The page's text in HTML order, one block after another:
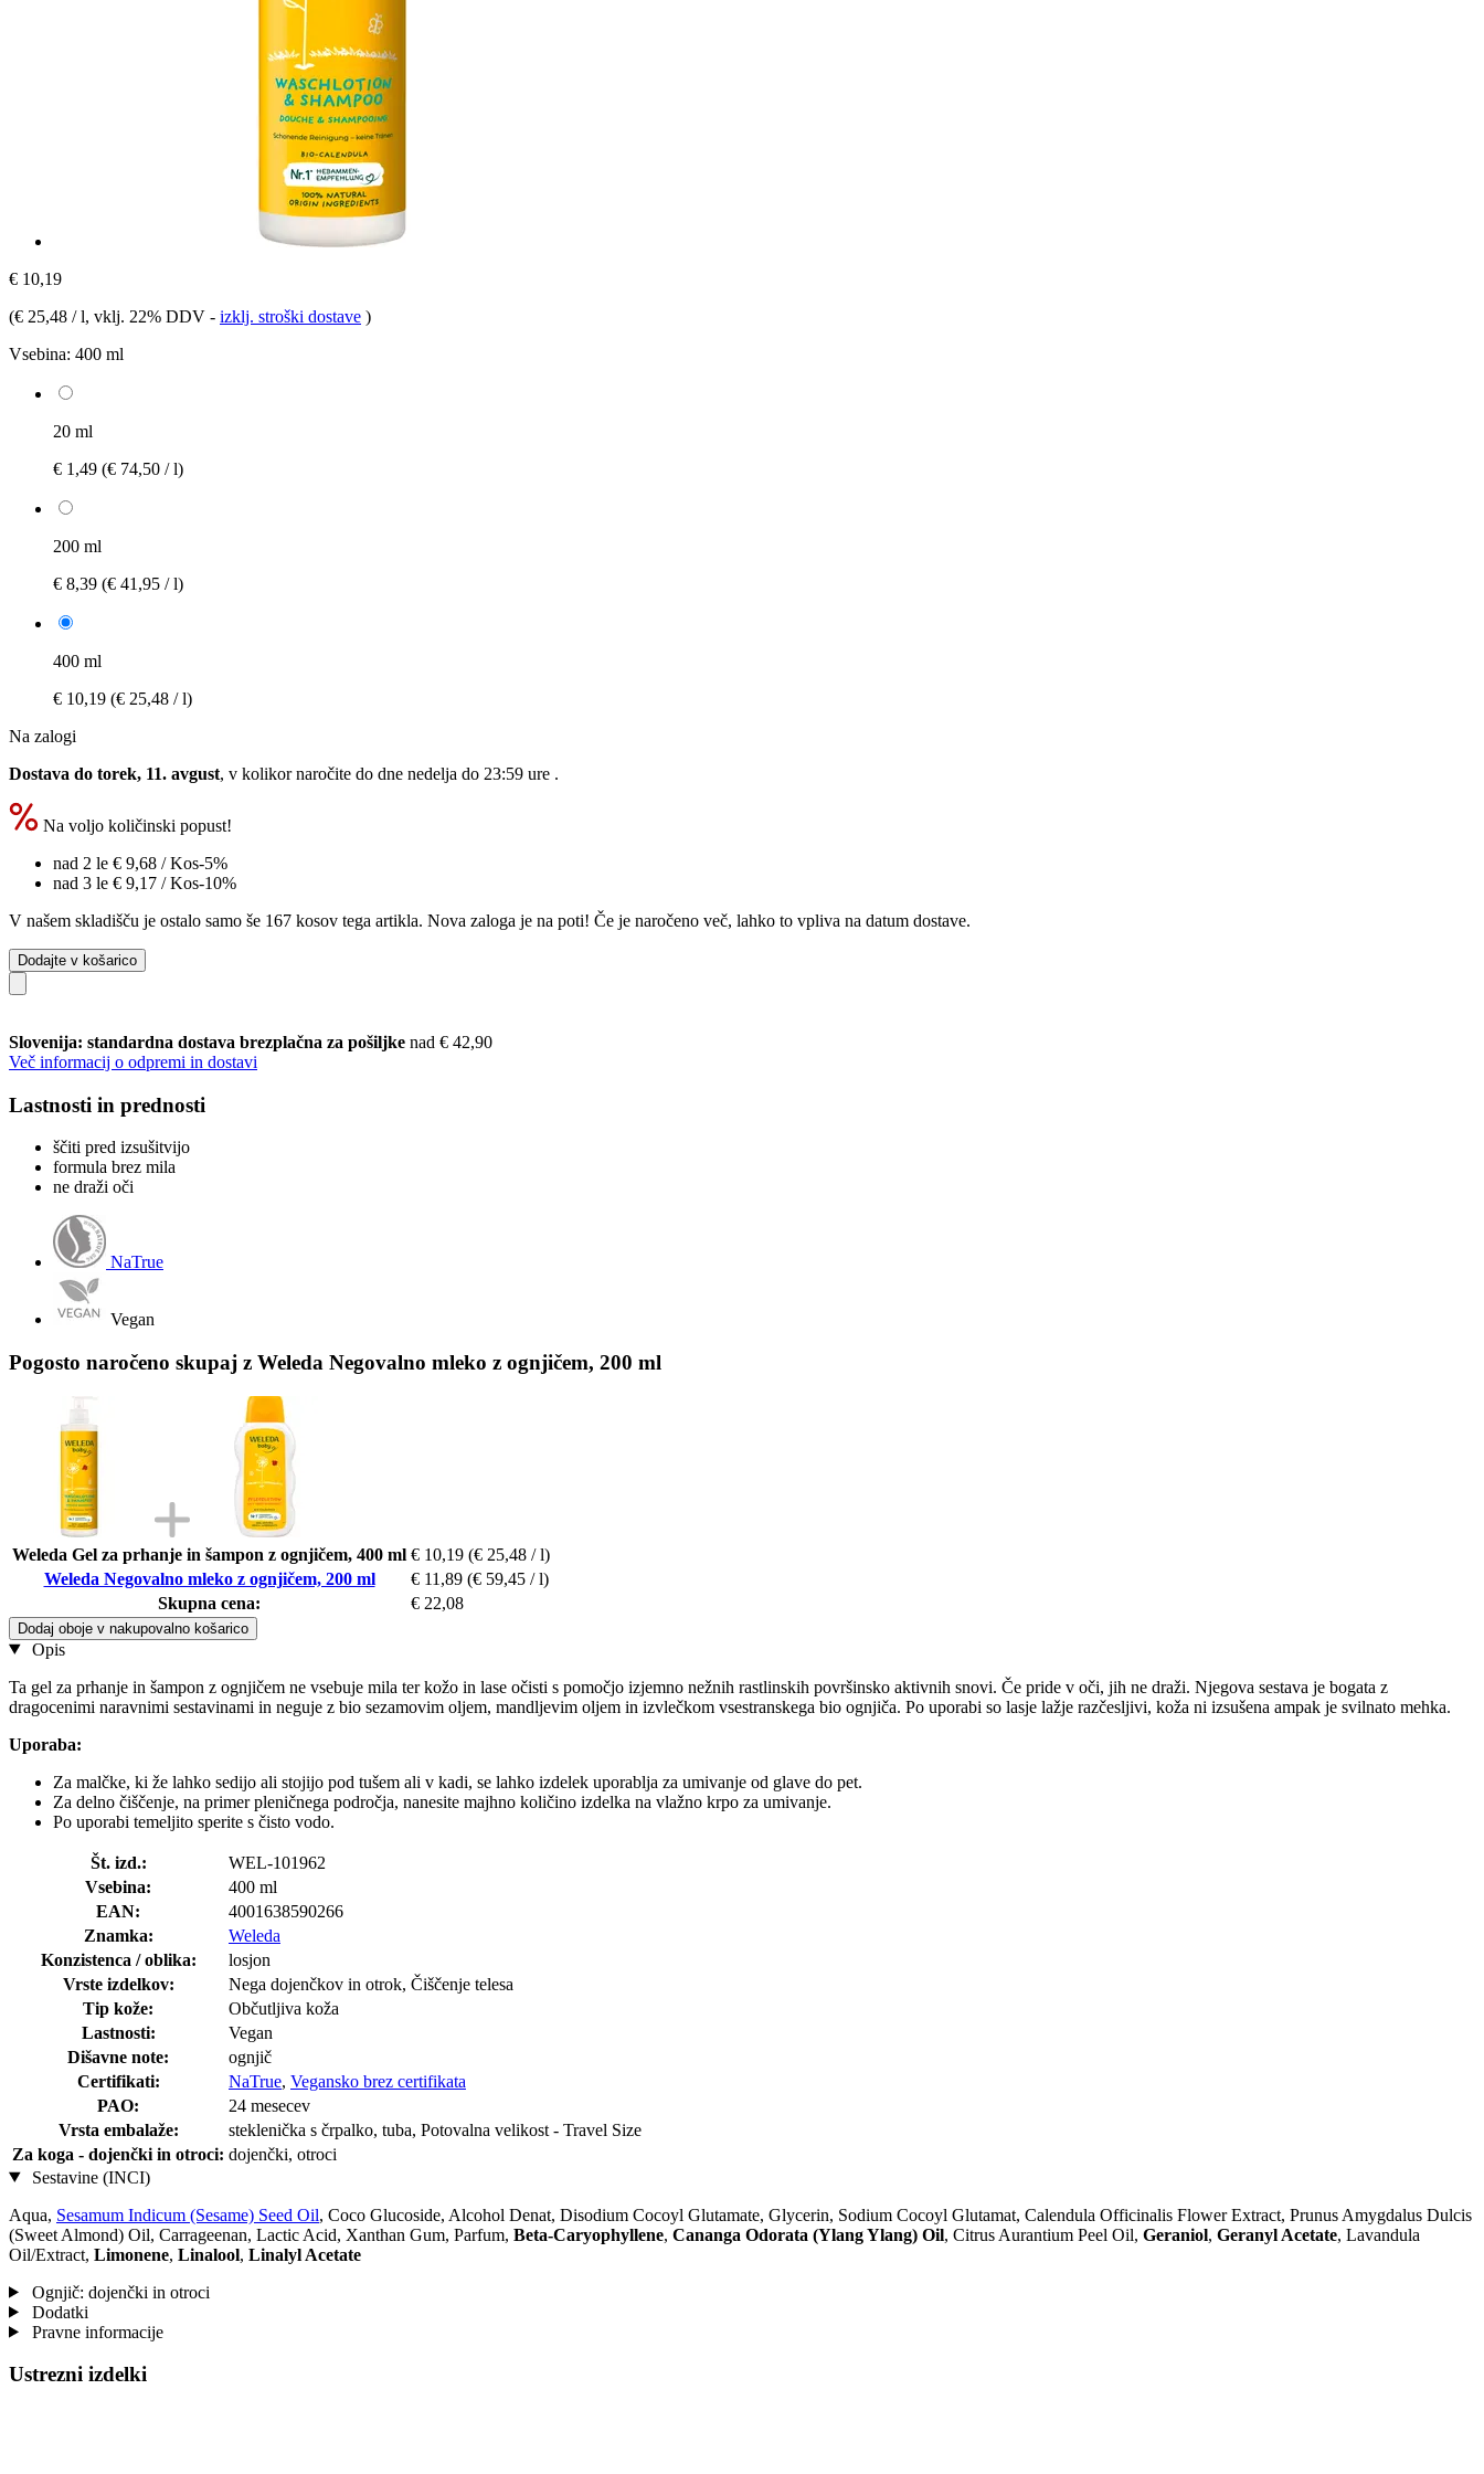
€ 10,19
(€ 25,48 / l, vklj. 22% DDV - izklj. stroški dostave )
Vsebina: 400 ml
20 ml
€ 1,49 (€ 74,50 / l)
200 ml
€ 8,39 (€ 41,95 / l)
400 ml
€ 10,19 (€ 25,48 / l)
Na zalogi
Dostava do torek, 11. avgust, v kolikor naročite do dne nedelja do 23:59 ure .
Na voljo količinski popust!
nad 2 le € 9,68 / Kos-5%
nad 3 le € 9,17 / Kos-10%
V našem skladišču je ostalo samo še 167 kosov tega artikla. Nova zaloga je na poti! Če je naročeno več, lahko to vpliva na datum dostave.
Dodajte v košarico
Slovenija: standardna dostava brezplačna za pošiljke nad € 42,90
Več informacij o odpremi in dostavi
Lastnosti in prednosti
ščiti pred izsušitvijo
formula brez mila
ne draži oči
NaTrue
Vegan
Pogosto naročeno skupaj z Weleda Negovalno mleko z ognjičem, 200 ml
Weleda Gel za prhanje in šampon z ognjičem, 400 ml € 10,19 (€ 25,48 / l)
Weleda Negovalno mleko z ognjičem, 200 ml
€ 11,89 (€ 59,45 / l)
Skupna cena:
€ 22,08
Dodaj oboje v nakupovalno košarico
Opis
Ta gel za prhanje in šampon z ognjičem ne vsebuje mila ter kožo in lase očisti s pomočjo izjemno nežnih rastlinskih površinsko aktivnih snovi. Če pride v oči, jih ne draži. Njegova sestava je bogata z
dragocenimi naravnimi sestavinami in neguje z bio sezamovim oljem, mandljevim oljem in izvlečkom vsestranskega bio ognjiča. Po uporabi so lasje lažje razčesljivi, koža ni izsušena ampak je svilnato mehka.
Uporaba:
Za malčke, ki že lahko sedijo ali stojijo pod tušem ali v kadi, se lahko izdelek uporablja za umivanje od glave do pet.
Za delno čiščenje, na primer pleničnega področja, nanesite majhno količino izdelka na vlažno krpo za umivanje.
Po uporabi temeljito sperite s čisto vodo.
Št. izd.:
WEL-101962
Vsebina:
400 ml
EAN:
4001638590266
Znamka:
Weleda
Konzistenca / oblika:
losjon
Vrste izdelkov:
Nega dojenčkov in otrok, Čiščenje telesa
Tip kože:
Občutljiva koža
Lastnosti:
Vegan
Dišavne note:
ognjič
Certifikati:
NaTrue, Vegansko brez certifikata
PAO:
24 mesecev
Vrsta embalaže:
steklenička s črpalko, tuba, Potovalna velikost - Travel Size
Za koga - dojenčki in otroci: dojenčki, otroci
Sestavine (INCI)
Aqua, Sesamum Indicum (Sesame) Seed Oil, Coco Glucoside, Alcohol Denat, Disodium Cocoyl Glutamate, Glycerin, Sodium Cocoyl Glutamat, Calendula Officinalis Flower Extract, Prunus Amygdalus Dulcis
(Sweet Almond) Oil, Carrageenan, Lactic Acid, Xanthan Gum, Parfum, Beta-Caryophyllene, Cananga Odorata (Ylang Ylang) Oil, Citrus Aurantium Peel Oil, Geraniol, Geranyl Acetate, Lavandula
Oil/Extract, Limonene, Linalool, Linalyl Acetate
Ognjič: dojenčki in otroci
Dodatki
Pravne informacije
Ustrezni izdelki